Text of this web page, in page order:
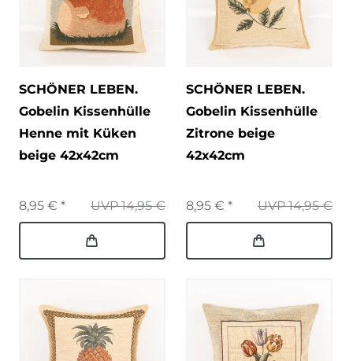
SCHÖNER LEBEN.
Gobelin Kissenhülle
Henne mit Küken
beige 42x42cm
UVP 14,95 €
8,95 € *
SCHÖNER LEBEN.
Gobelin Kissenhülle
Zitrone beige
42x42cm
UVP 14,95 €
8,95 € *